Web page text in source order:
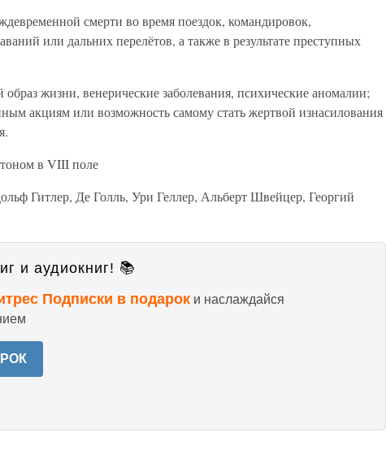
смерти во время поездок, командировок,
или дальних перелётов, а также в результате преступных
жизни, венерические заболевания, психические аномалии;
акциям или возможность самому стать жертвой изнасилования
в VIII поле
Гитлер, Де Голль, Ури Геллер, Альберт Швейцер, Георгий
и аудиокниг! 📚
Подписки в подарок и наслаждайся